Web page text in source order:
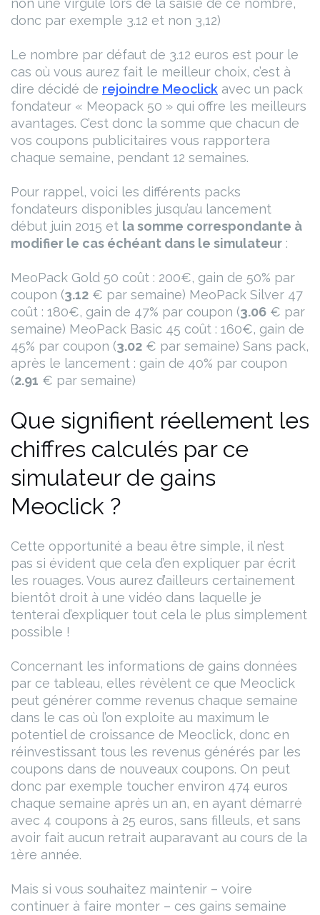
non une virgule lors de la saisie de ce nombre,
donc par exemple 3.12 et non 3,12)
Le nombre par défaut de 3.12 euros est pour le
cas où vous aurez fait le meilleur choix, c’est à
dire décidé de rejoindre Meoclick avec un pack
fondateur « Meopack 50 » qui offre les meilleurs
avantages. C’est donc la somme que chacun de
vos coupons publicitaires vous rapportera
chaque semaine, pendant 12 semaines.
Pour rappel, voici les différents packs
fondateurs disponibles jusqu’au lancement
début juin 2015 et la somme correspondante à
modifier le cas échéant dans le simulateur :
MeoPack Gold 50 coût : 200€, gain de 50% par
coupon (3.12 € par semaine) MeoPack Silver 47
coût : 180€, gain de 47% par coupon (3.06 € par
semaine) MeoPack Basic 45 coût : 160€, gain de
45% par coupon (3.02 € par semaine) Sans pack,
après le lancement : gain de 40% par coupon
(2.91 € par semaine)
Que signifient réellement les
chiffres calculés par ce
simulateur de gains
Meoclick ?
Cette opportunité a beau être simple, il n’est
pas si évident que cela d’en expliquer par écrit
les rouages. Vous aurez d’ailleurs certainement
bientôt droit à une vidéo dans laquelle je
tenterai d’expliquer tout cela le plus simplement
possible !
Concernant les informations de gains données
par ce tableau, elles révèlent ce que Meoclick
peut générer comme revenus chaque semaine
dans le cas où l’on exploite au maximum le
potentiel de croissance de Meoclick, donc en
réinvestissant tous les revenus générés par les
coupons dans de nouveaux coupons. On peut
donc par exemple toucher environ 474 euros
chaque semaine après un an, en ayant démarré
avec 4 coupons à 25 euros, sans filleuls, et sans
avoir fait aucun retrait auparavant au cours de la
1ère année.
Mais si vous souhaitez maintenir – voire
continuer à faire monter – ces gains semaine